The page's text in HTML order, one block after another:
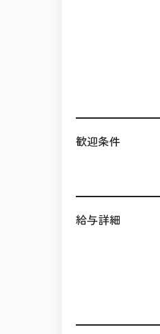
歓迎条件
給与詳細